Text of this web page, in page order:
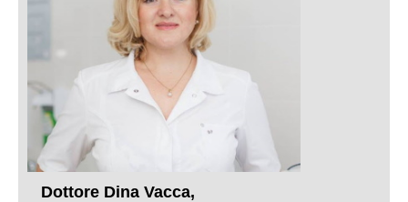
Dottore Dina Vacca,